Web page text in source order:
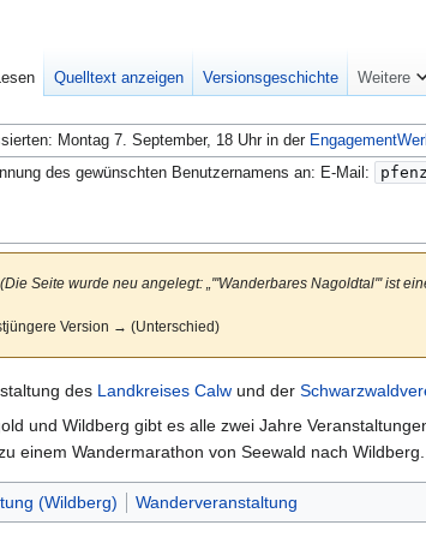
Montag 7. September, 18 Uhr in der
des gewünschten Benutzernamens an: E-Mail:
pfenz
(Die Seite wurde neu angelegt: „'''Wanderbares Nagoldtal''' ist
Version → (Unterschied)
des Landkreises Calw und der
und Wildberg gibt es alle zwei Jahre
einem Wandermarathon von Seewald nach Wildberg.
(Wildberg) Wanderveranstaltung
Quelltext anzeigen Versionsgeschichte Weitere